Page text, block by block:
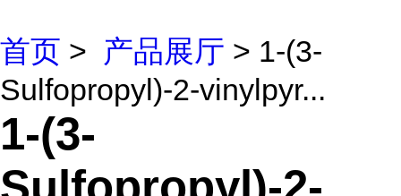
首页 > 产品展厅 > 1-(3-
Sulfopropyl)-2-vinylpyr...
1-(3-